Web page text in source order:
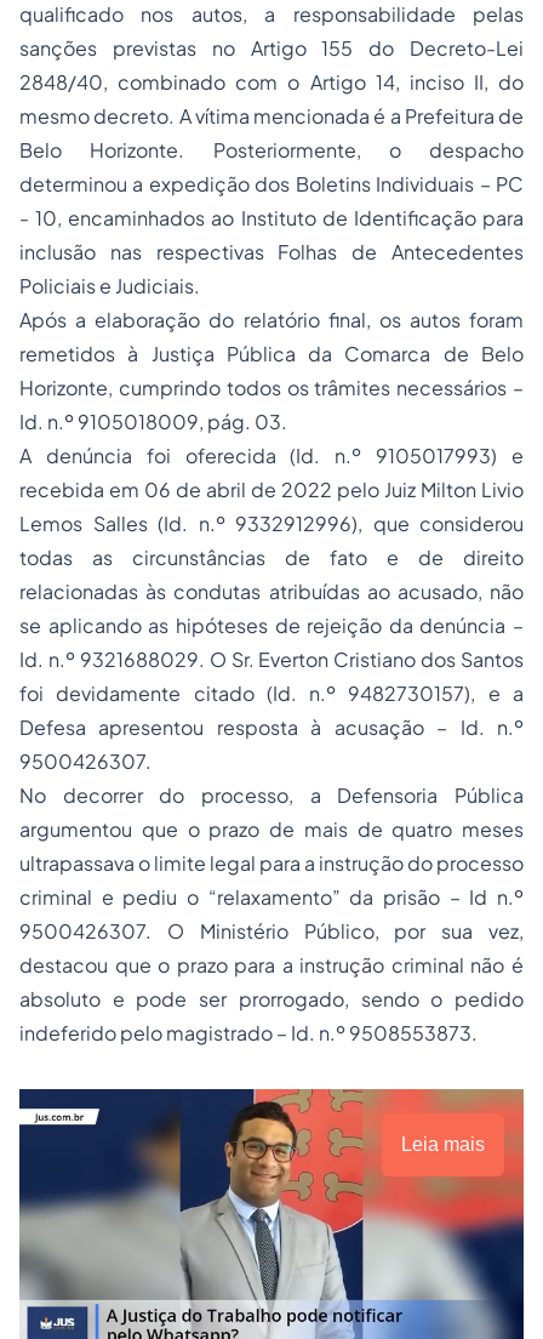
qualificado nos autos, a responsabilidade pelas
sanções previstas no Artigo 155 do Decreto-Lei
2848/40, combinado com o Artigo 14, inciso II, do
mesmo decreto. A vítima mencionada é a Prefeitura de
Belo Horizonte. Posteriormente, o despacho
determinou a expedição dos Boletins Individuais – PC
- 10, encaminhados ao Instituto de Identificação para
inclusão nas respectivas Folhas de Antecedentes
Policiais e Judiciais.
Após a elaboração do relatório final, os autos foram
remetidos à Justiça Pública da Comarca de Belo
Horizonte, cumprindo todos os trâmites necessários –
Id. n.º 9105018009, pág. 03.
A denúncia foi oferecida (Id. n.º 9105017993) e
recebida em 06 de abril de 2022 pelo Juiz Milton Livio
Lemos Salles (Id. n.º 9332912996), que considerou
todas as circunstâncias de fato e de direito
relacionadas às condutas atribuídas ao acusado, não
se aplicando as hipóteses de rejeição da denúncia –
Id. n.º 9321688029. O Sr. Everton Cristiano dos Santos
foi devidamente citado (Id. n.º 9482730157), e a
Defesa apresentou resposta à acusação – Id. n.º
9500426307.
No decorrer do processo, a Defensoria Pública
argumentou que o prazo de mais de quatro meses
ultrapassava o limite legal para a instrução do processo
criminal e pediu o “relaxamento” da prisão – Id n.º
9500426307. O Ministério Público, por sua vez,
destacou que o prazo para a instrução criminal não é
absoluto e pode ser prorrogado, sendo o pedido
indeferido pelo magistrado – Id. n.º 9508553873.
Leia mais